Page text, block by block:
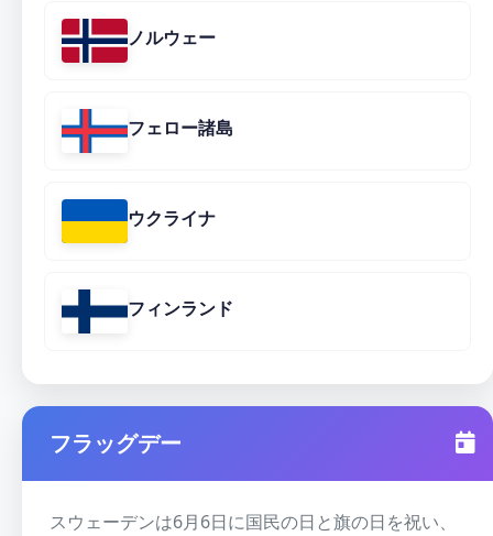
ノルウェー
フェロー諸島
ウクライナ
フィンランド
フラッグデー
スウェーデンは6月6日に国民の日と旗の日を祝い、